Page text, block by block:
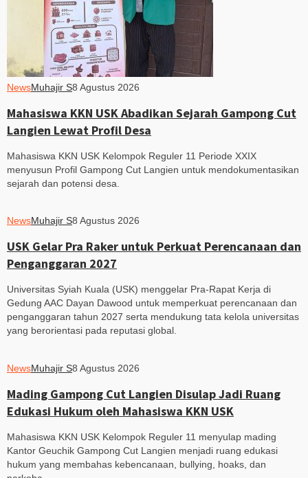
NewsMuhajir S8 Agustus 2026
Mahasiswa KKN USK Abadikan Sejarah Gampong Cut
Langien Lewat Profil Desa
Mahasiswa KKN USK Kelompok Reguler 11 Periode XXIX
menyusun Profil Gampong Cut Langien untuk mendokumentasikan
sejarah dan potensi desa.
NewsMuhajir S8 Agustus 2026
USK Gelar Pra Raker untuk Perkuat Perencanaan dan
Penganggaran 2027
Universitas Syiah Kuala (USK) menggelar Pra-Rapat Kerja di
Gedung AAC Dayan Dawood untuk memperkuat perencanaan dan
penganggaran tahun 2027 serta mendukung tata kelola universitas
yang berorientasi pada reputasi global.
NewsMuhajir S8 Agustus 2026
Mading Gampong Cut Langien Disulap Jadi Ruang
Edukasi Hukum oleh Mahasiswa KKN USK
Mahasiswa KKN USK Kelompok Reguler 11 menyulap mading
Kantor Geuchik Gampong Cut Langien menjadi ruang edukasi
hukum yang membahas kebencanaan, bullying, hoaks, dan